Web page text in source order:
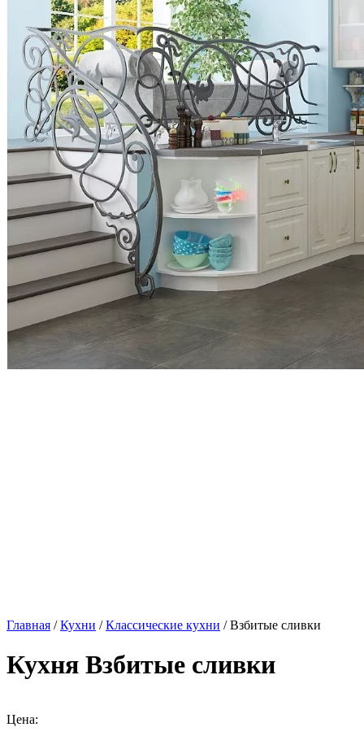
Главная /Кухни /Классические кухни / Взбитые сливки
Кухня Взбитые сливки
Цена: